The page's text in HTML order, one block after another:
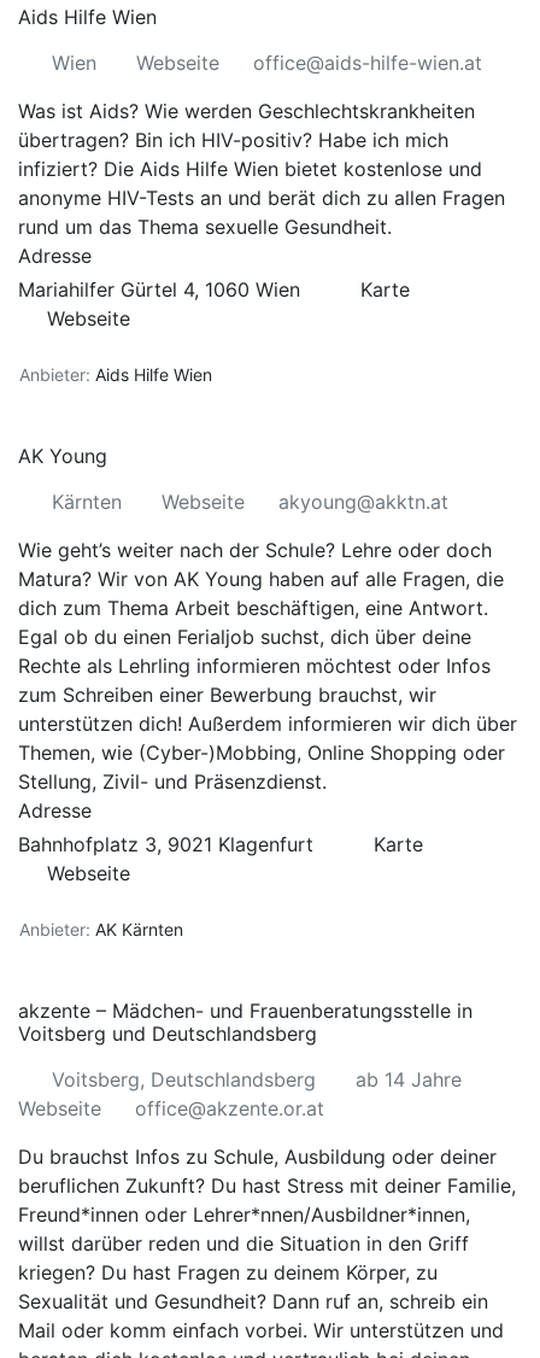
Aids Hilfe Wien
Wien
Webseite
office@aids-hilfe-wien.at
Was ist Aids? Wie werden Geschlechtskrankheiten
übertragen? Bin ich HIV-positiv? Habe ich mich
infiziert? Die Aids Hilfe Wien bietet kostenlose und
anonyme HIV-Tests an und berät dich zu allen Fragen
rund um das Thema sexuelle Gesundheit.
Adresse
Mariahilfer Gürtel 4, 1060 Wien
Karte
Webseite
Anbieter: Aids Hilfe Wien
AK Young
Kärnten
Webseite
akyoung@akktn.at
Wie geht’s weiter nach der Schule? Lehre oder doch
Matura? Wir von AK Young haben auf alle Fragen, die
dich zum Thema Arbeit beschäftigen, eine Antwort.
Egal ob du einen Ferialjob suchst, dich über deine
Rechte als Lehrling informieren möchtest oder Infos
zum Schreiben einer Bewerbung brauchst, wir
unterstützen dich! Außerdem informieren wir dich über
Themen, wie (Cyber-)Mobbing, Online Shopping oder
Stellung, Zivil- und Präsenzdienst.
Adresse
Bahnhofplatz 3, 9021 Klagenfurt
Karte
Webseite
Anbieter: AK Kärnten
akzente – Mädchen- und Frauenberatungsstelle in
Voitsberg und Deutschlandsberg
Voitsberg, Deutschlandsberg
ab 14 Jahre
Webseite
office@akzente.or.at
Du brauchst Infos zu Schule, Ausbildung oder deiner
beruflichen Zukunft? Du hast Stress mit deiner Familie,
Freund*innen oder Lehrer*nnen/Ausbildner*innen,
willst darüber reden und die Situation in den Griff
kriegen? Du hast Fragen zu deinem Körper, zu
Sexualität und Gesundheit? Dann ruf an, schreib ein
Mail oder komm einfach vorbei. Wir unterstützen und